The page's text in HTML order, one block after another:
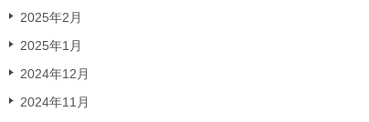
2025年2月
2025年1月
2024年12月
2024年11月